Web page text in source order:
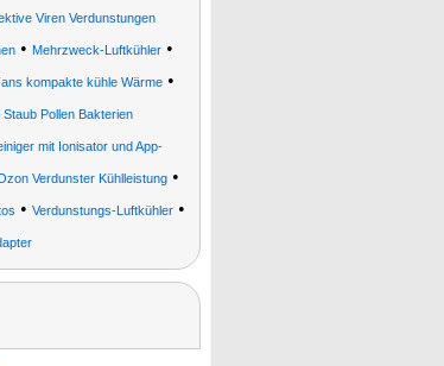
Viren Verdunstungen
• Mehrzweck-Luftkühler•
kompakte kühle Wärme •
Pollen Bakterien
mit Ionisator und App-
Verdunster Kühlleistung •
• Verdunstungs-Luftkühler•